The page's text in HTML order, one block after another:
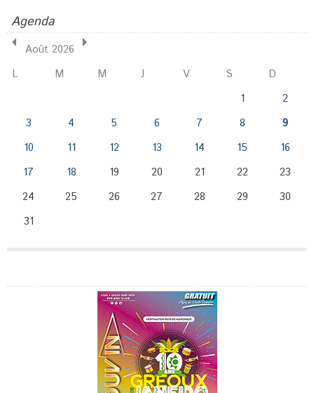
Agenda
Août 2026
L
M M J V S
D
1
2
3
4 5 6 7 8
9
10
11 12 13 14 15
16
17
18 19 20 21 22
23
24
25 26 27 28 29
30
31